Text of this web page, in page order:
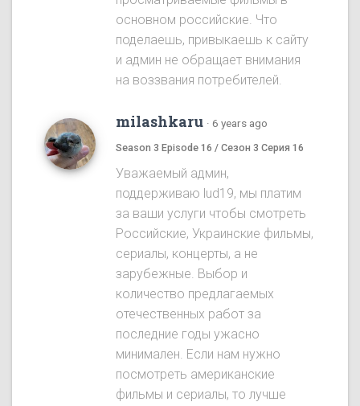
основном российские. Что
поделаешь, привыкаешь к сайту
и админ не обращает внимания
на воззвания потребителей.
milashkaru · 6 years ago
Season 3 Episode 16 / Сезон 3 Серия 16
Уважаемый админ,
поддерживаю lud19, мы платим
за ваши услуги чтобы смотреть
Российские, Украинские фильмы,
сериалы, концерты, а не
зарубежные. Выбор и
количество предлагаемых
отечественных работ за
последние годы ужасно
минимален. Если нам нужно
посмотреть американские
фильмы и сериалы, то лучше